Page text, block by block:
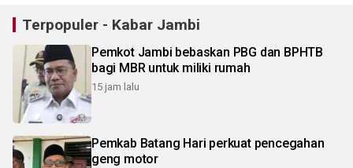
Terpopuler - Kabar Jambi
Pemkot Jambi bebaskan PBG dan BPHTB
bagi MBR untuk miliki rumah
15 jam lalu
Pemkab Batang Hari perkuat pencegahan
geng motor